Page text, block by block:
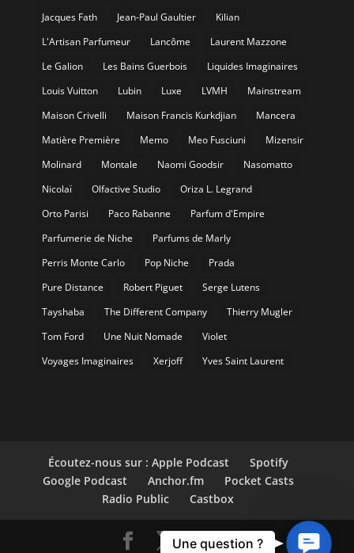
Jacques Fath
Jean-Paul Gaultier
Kilian
L'Artisan Parfumeur
Lancôme
Laurent Mazzone
Le Galion
Les Bains Guerbois
Liquides Imaginaires
Louis Vuitton
Lubin Luxe LVMH
Mainstream
Maison Crivelli
Maison Francis Kurkdjian
Mancera
Matière Première
Memo Meo Fusciuni
Mizensir
Molinard
Montale Naomi Goodsir
Nasomatto
Nicolaï
Olfactive Studio
Oriza L. Legrand
Orto Parisi
Paco Rabanne
Parfum d'Empire
Parfumerie de Niche
Parfums de Marly
Perris Monte Carlo
Pop Niche
Prada
Pure Distance
Robert Piguet
Serge Lutens
Tayshaba
The Different Company
Thierry Mugler
Tom Ford
Une Nuit Nomade
Violet
Voyages Imaginaires
Xerjoff Yves Saint Laurent
Écoutez-nous sur : Apple Podcast
Spotify
Google Podcast
Anchor.fm
Pocket Casts
Radio Public
Castbox
Contact
Une question ?